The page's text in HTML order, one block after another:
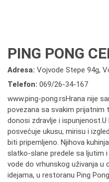
PING PONG
Adresa: Vojvode Stepe 94g,
Telefon: 069/26-34-167
www.ping-pong.rsHrana nije
povezana sa svakim
donosi zdravlje i ispunjenost.U
posvećuje ukusu, mirisu i
biti pripemljeno. Njihova
slatko-slane predele sa ljutim
vode do vrhunskog uživanja u
idejama, u restoranu Ping